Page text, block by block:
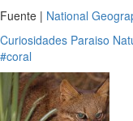
Fuente | National
Curiosidades Paraiso
#coral